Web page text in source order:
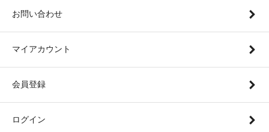
お問い合わせ
マイアカウント
会員登録
ログイン